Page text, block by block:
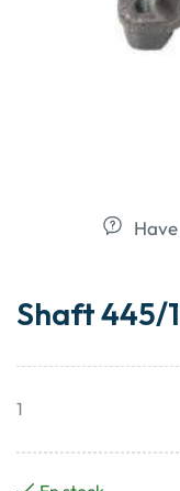
Shaft 445/
1